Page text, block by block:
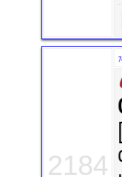
2184